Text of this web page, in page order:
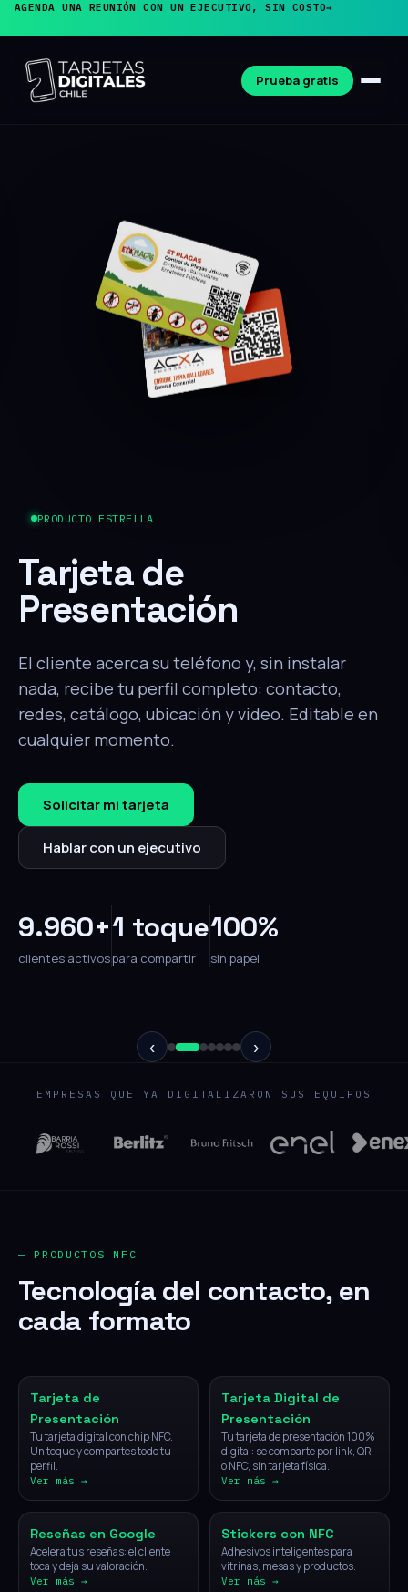
AGENDA UNA REUNIÓN CON UN EJECUTIVO, SIN COSTO→
Prueba gratis
PRODUCTO ESTRELLA
Tarjeta de
Presentación
El cliente acerca su teléfono y, sin instalar
nada, recibe tu perfil completo: contacto,
redes, catálogo, ubicación y video. Editable en
cualquier momento.
Solicitar mi tarjeta
Hablar con un ejecutivo
9.960+
clientes activos
1 toque
para compartir
100%
sin papel
‹ ›
EMPRESAS QUE YA DIGITALIZARON SUS EQUIPOS
— PRODUCTOS NFC
Tecnología del contacto, en
cada formato
Tarjeta de
Presentación
Tu tarjeta digital con chip NFC.
Un toque y compartes todo tu
perfil.
Ver más →
Tarjeta Digital de
Presentación
Tu tarjeta de presentación 100%
digital: se comparte por link, QR
o NFC, sin tarjeta física.
Ver más →
NFC
Reseñas en Google
Acelera tus reseñas: el cliente
toca y deja su valoración.
Ver más →
NFC
Stickers con NFC
Adhesivos inteligentes para
vitrinas, mesas y productos.
Ver más →